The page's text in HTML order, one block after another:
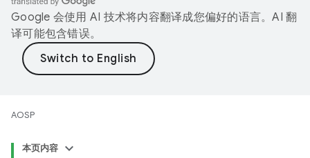
Google 会使用 AI 技术将内容翻译成您偏好的语言。AI 翻
译可能包含错误。
AOSP
本页内容